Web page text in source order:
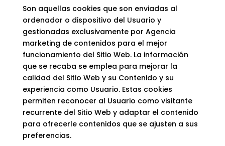
Son aquellas cookies que son enviadas al
ordenador o dispositivo del Usuario y
gestionadas exclusivamente por Agencia
marketing de contenidos para el mejor
funcionamiento del Sitio Web. La información
que se recaba se emplea para mejorar la
calidad del Sitio Web y su Contenido y su
experiencia como Usuario. Estas cookies
permiten reconocer al Usuario como visitante
recurrente del Sitio Web y adaptar el contenido
para ofrecerle contenidos que se ajusten a sus
preferencias.